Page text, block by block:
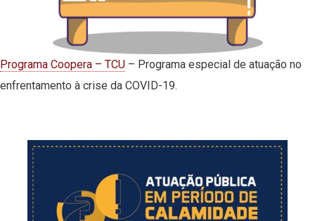
Programa Coopera – TCU – Programa especial de atuação no
enfrentamento à crise da COVID-19.